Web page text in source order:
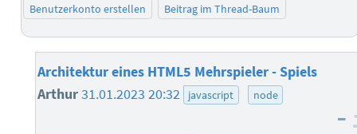
Benutzerkonto erstellen
Beitrag im Thread-Baum
Architektur eines HTML5 Mehrspieler - Spiels
Arthur31.01.2023 20:32 javascript node
–